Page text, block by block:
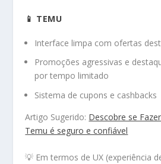
📱 TEMU
Interface limpa com ofertas
Promoções agressivas e
por tempo limitado
Sistema de cupons e cashbacks
Artigo Sugerido: Descobre se
Temu é seguro e confiável
💡 Em termos de UX (experiência